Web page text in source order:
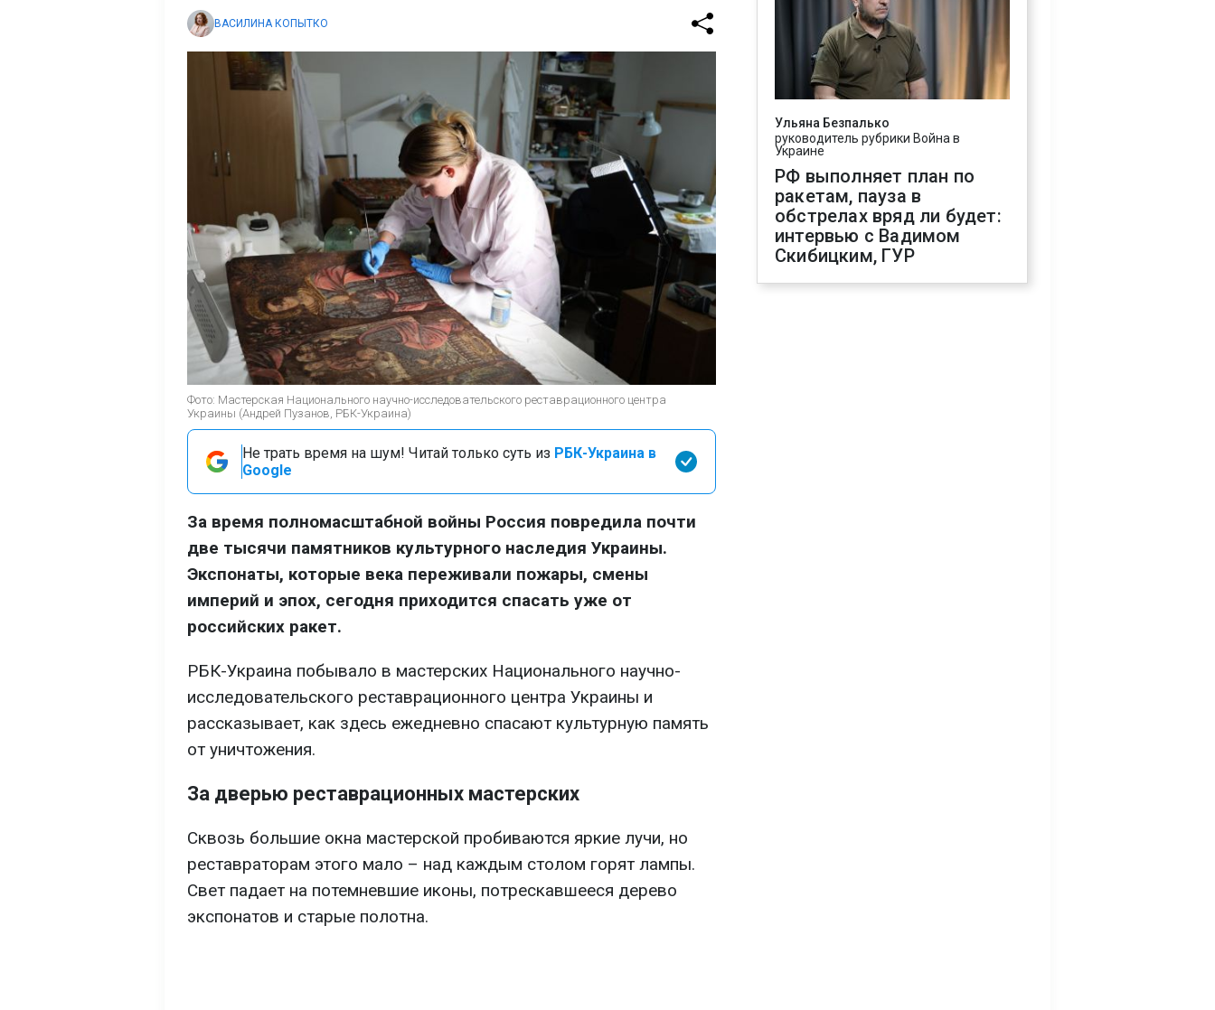
ВАСИЛИНА КОПЫТКО
Фото: Мастерская Национального научно-исследовательского реставрационного центра
Украины (Андрей Пузанов, РБК-Украина)
Не трать время на шум! Читай только суть из РБК-Украина в
Google
За время полномасштабной войны Россия повредила почти
две тысячи памятников культурного наследия Украины.
Экспонаты, которые века переживали пожары, смены
империй и эпох, сегодня приходится спасать уже от
российских ракет.
РБК-Украина побывало в мастерских Национального научно-
исследовательского реставрационного центра Украины и
рассказывает, как здесь ежедневно спасают культурную память
от уничтожения.
За дверью реставрационных мастерских
Сквозь большие окна мастерской пробиваются яркие лучи, но
реставраторам этого мало – над каждым столом горят лампы.
Свет падает на потемневшие иконы, потрескавшееся дерево
экспонатов и старые полотна.
Ульяна Безпалько
руководитель рубрики Война в
Украине
РФ выполняет план по
ракетам, пауза в
обстрелах вряд ли будет:
интервью с Вадимом
Скибицким, ГУР